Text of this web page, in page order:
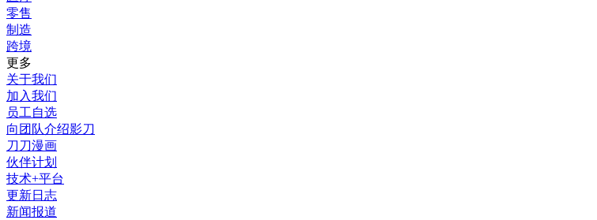
零售
制造
跨境
更多
关于我们
加入我们
员工自选
向团队介绍影刀
刀刀漫画
伙伴计划
技术+平台
更新日志
新闻报道